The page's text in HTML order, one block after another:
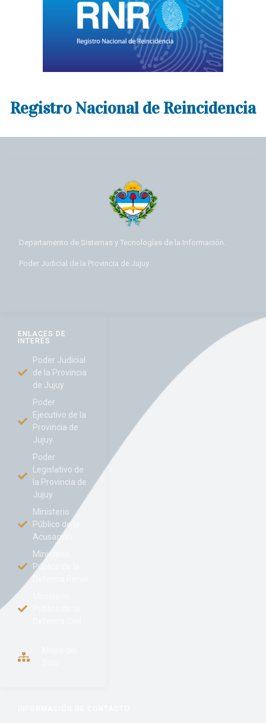
Registro Nacional de Reincidencia
ENLACES DE
INTERÉS
Poder Judicial
de la Provincia
de Jujuy
Poder
Ejecutivo de la
Provincia de
Jujuy
Poder
Legislativo de
la Provincia de
Jujuy
Ministerio
Público de la
Acusación
Ministerio
Público de la
Departamento de Sistemas y Tecnologías de la Información.
Poder Judicial de la Provincia de Jujuy